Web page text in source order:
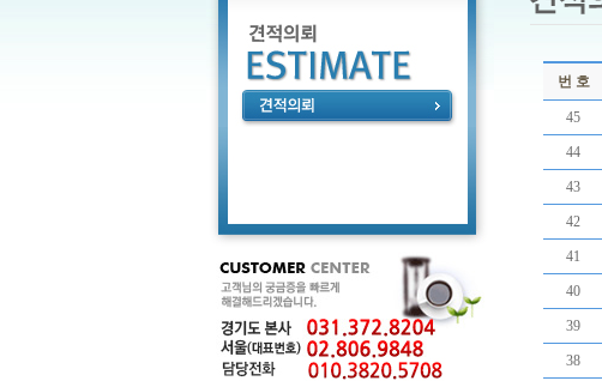
번 호
45
44
43
42
41
40
39
38